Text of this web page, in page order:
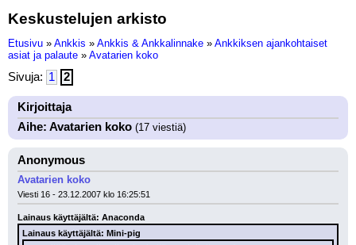
Keskustelujen arkisto
Etusivu » Ankkis » Ankkis & Ankkalinnake » Ankkiksen ajankohtaiset
asiat ja palaute » Avatarien koko
Sivuja: 1 2
Kirjoittaja
Aihe: Avatarien koko (17 viestiä)
Anonymous
Avatarien koko
Viesti 16 - 23.12.2007 klo 16:25:51
Lainaus käyttäjältä: Anaconda
Lainaus käyttäjältä: Mini-pig